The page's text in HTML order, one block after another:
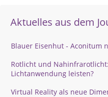
Aktuelles aus dem
Blauer Eisenhut - Aconitum
Rotlicht und
Lichtanwendung leisten?
Virtual Reality als neue